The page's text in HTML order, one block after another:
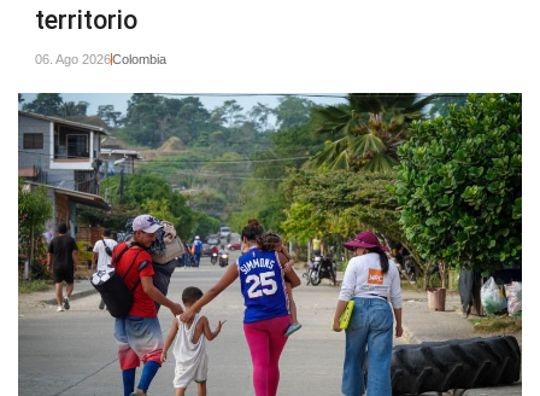
territorio
06. Ago 2026Colombia